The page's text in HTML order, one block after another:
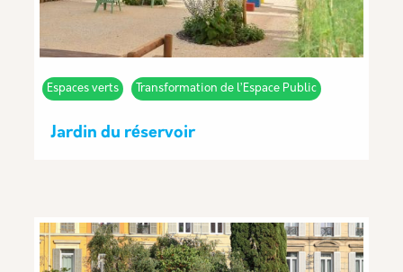
Espaces verts Transformation de l’Espace Public
Jardin du réservoir